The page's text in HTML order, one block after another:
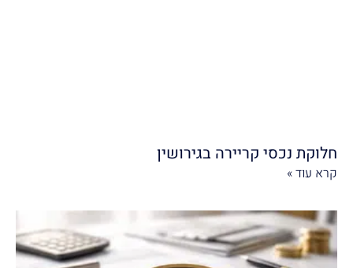
חלוקת נכסי קריירה בגירושין
קרא עוד »